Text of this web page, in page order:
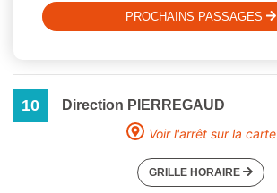
PROCHAINS PASSAGES
10
Direction PIERREGAUD
Voir l'arrêt sur la carte
GRILLE HORAIRE